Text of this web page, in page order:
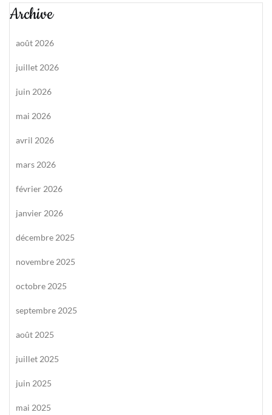
Archive
août 2026
juillet 2026
juin 2026
mai 2026
avril 2026
mars 2026
février 2026
janvier 2026
décembre 2025
novembre 2025
octobre 2025
septembre 2025
août 2025
juillet 2025
juin 2025
mai 2025